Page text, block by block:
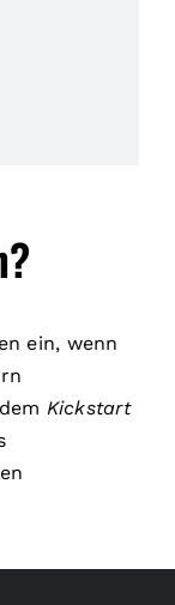
ein, wenn
dem Kickstart